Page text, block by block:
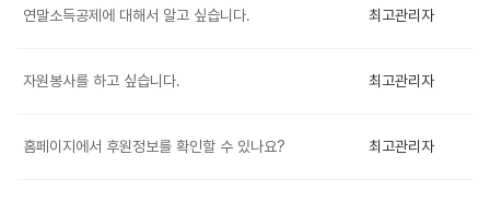
연말소득공제에 대해서 알고 싶습니다. 최고관리자
자원봉사를 하고 싶습니다. 최고관리자
홈페이지에서 후원정보를 확인할 수 있나요? 최고관리자